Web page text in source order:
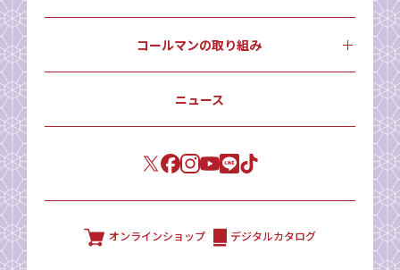
コールマンの取り組み
ニュース
オンラインショップ デジタルカタログ